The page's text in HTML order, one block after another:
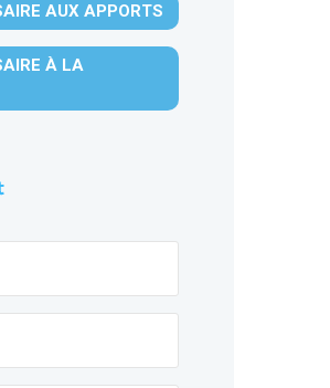
AUX APPORTS
À LA